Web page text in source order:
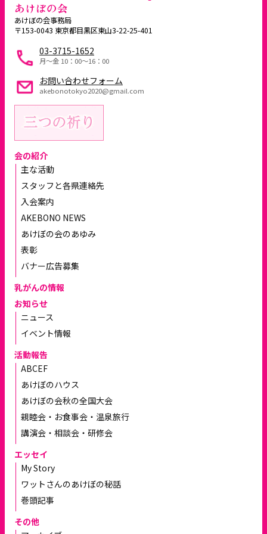
あけぼの会
あけぼの会事務局
〒153-0043 東京都目黒区東山3-22-25-401
03-3715-1652
月～金 10：00〜16：00
お問い合わせフォーム
akebonotokyo2020@gmail.com
会の紹介
主な活動
スタッフと各県連絡先
入会案内
AKEBONO NEWS
あけぼの会のあゆみ
表彰
バナー広告募集
乳がんの情報
お知らせ
ニュース
イベント情報
活動報告
ABCEF
あけぼのハウス
あけぼの会秋の全国大会
親睦会・お食事会・温泉旅行
講演会・相談会・研修会
エッセイ
My Story
ワットさんのあけぼの秘話
巻頭記事
その他